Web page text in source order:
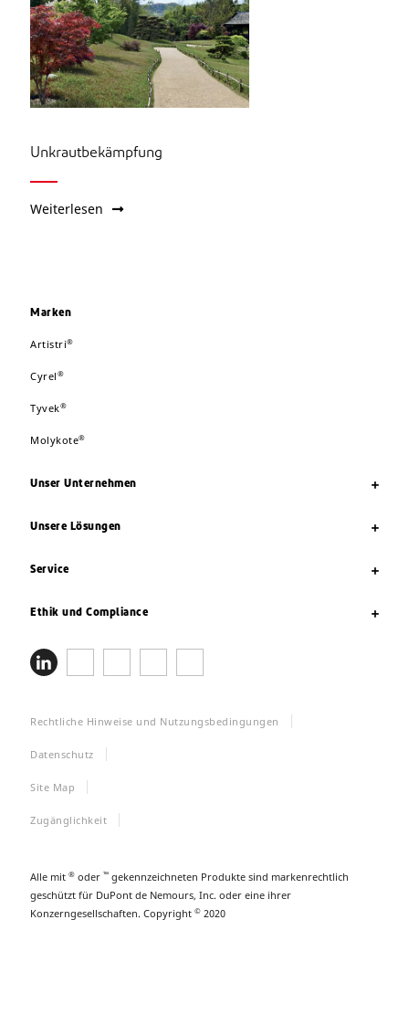
Unkrautbekämpfung
Weiterlesen
Marken
Artistri®
Cyrel®
Tyvek®
Molykote®
Unser Unternehmen
Unsere Lösungen
Service
Ethik und Compliance
Rechtliche Hinweise und Nutzungsbedingungen
Datenschutz
Site Map
Zugänglichkeit
Alle mit ® oder ™ gekennzeichneten Produkte sind markenrechtlich
geschützt für DuPont de Nemours, Inc. oder eine ihrer
Konzerngesellschaften. Copyright © 2020